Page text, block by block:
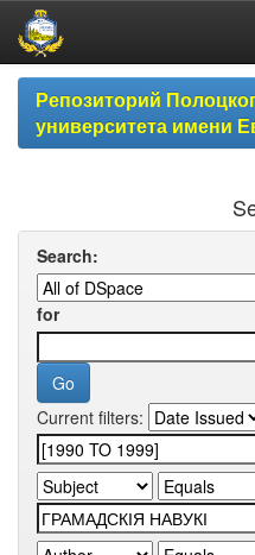
Skip
navigationРепозиторий
университета имени
Search:
for
Current filters: